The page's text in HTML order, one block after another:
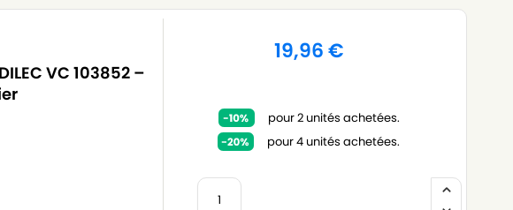
VC 103852 –
19,96€
pour 2 unités achetées.
pour 4 unités achetées.